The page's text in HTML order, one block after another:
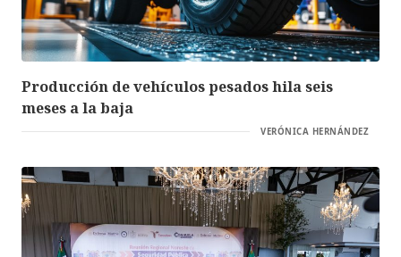
Producción de vehículos pesados hila seis
meses a la baja
VERÓNICA HERNÁNDEZ